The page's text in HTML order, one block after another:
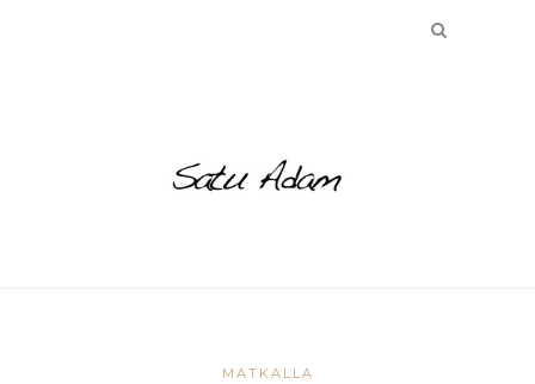
MATKALLA